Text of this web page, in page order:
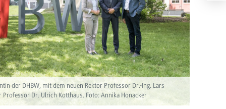
der DHBW, mit dem neuen Rektor Professor Dr.-Ing. Lars
Dr. Ulrich Kotthaus. Foto: Annika Honacker